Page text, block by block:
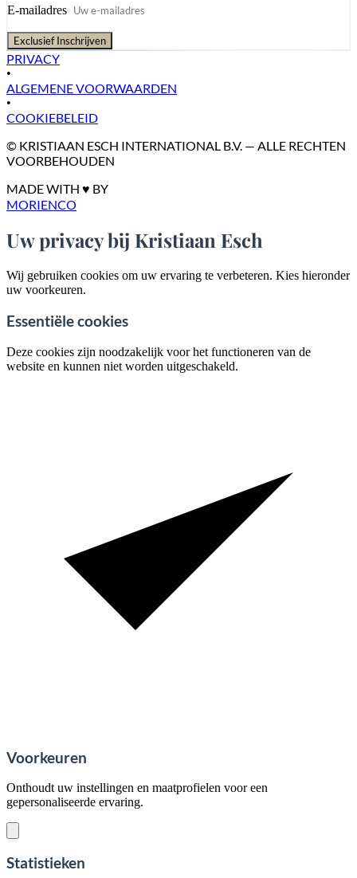
E-mailadres
Exclusief Inschrijven
PRIVACY
•
ALGEMENE VOORWAARDEN
•
COOKIEBELEID
© KRISTIAAN ESCH INTERNATIONAL B.V. — ALLE RECHTEN
VOORBEHOUDEN
MADE WITH ♥ BY
MORIENCO
Uw privacy bij Kristiaan Esch
Wij gebruiken cookies om uw ervaring te verbeteren. Kies hieronder
uw voorkeuren.
Essentiële cookies
Deze cookies zijn noodzakelijk voor het functioneren van de
website en kunnen niet worden uitgeschakeld.
Voorkeuren
Onthoudt uw instellingen en maatprofielen voor een
gepersonaliseerde ervaring.
Statistieken